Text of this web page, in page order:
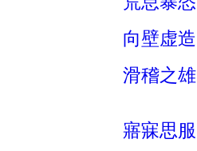
向壁虚造
滑稽之雄
寤寐思服